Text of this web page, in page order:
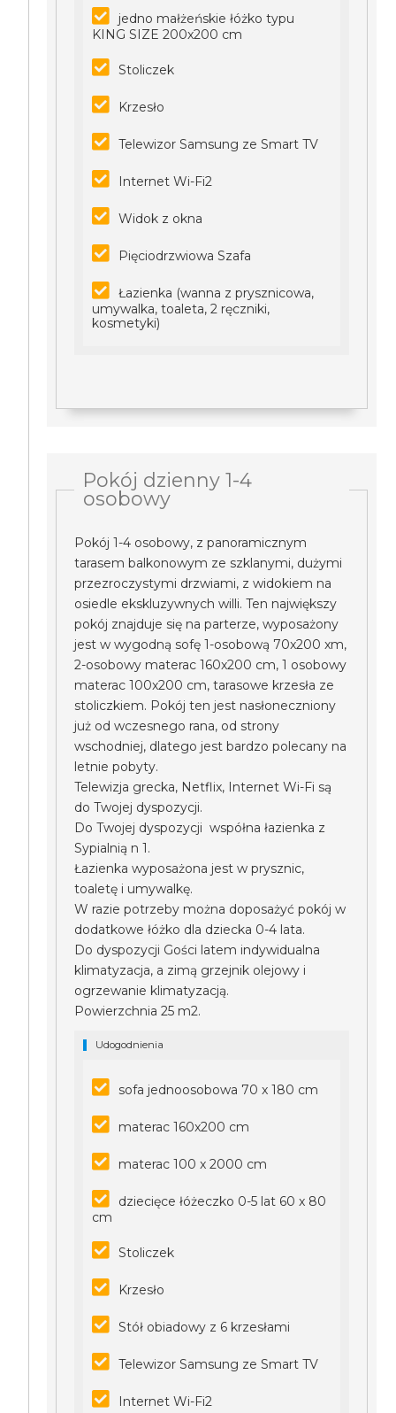
jedno małżeńskie łóżko typu
KING SIZE 200x200 cm
Stoliczek
Krzesło
Telewizor Samsung ze Smart TV
Internet Wi-Fi2
Widok z okna
Pięciodrzwiowa Szafa
Łazienka (wanna z prysznicowa,
umywalka, toaleta, 2 ręczniki,
kosmetyki)
Pokój dzienny 1-4
osobowy
Pokój 1-4 osobowy, z panoramicznym
tarasem balkonowym ze szklanymi, dużymi
przezroczystymi drzwiami, z widokiem na
osiedle ekskluzywnych willi. Ten największy
pokój znajduje się na parterze, wyposażony
jest w wygodną sofę 1-osobową 70x200 xm,
2-osobowy materac 160x200 cm, 1 osobowy
materac 100x200 cm, tarasowe krzesła ze
stoliczkiem. Pokój ten jest nasłoneczniony
już od wczesnego rana, od strony
wschodniej, dlatego jest bardzo polecany na
letnie pobyty.
Telewizja grecka, Netflix, Internet Wi-Fi są
do Twojej dyspozycji.
Do Twojej dyspozycji współna łazienka z
Sypialnią n 1.
Łazienka wyposażona jest w prysznic,
toaletę i umywalkę.
W razie potrzeby można doposażyć pokój w
dodatkowe łóżko dla dziecka 0-4 lata.
Do dyspozycji Gości latem indywidualna
klimatyzacja, a zimą grzejnik olejowy i
ogrzewanie klimatyzacją.
Powierzchnia 25 m2.
Udogodnienia
sofa jednoosobowa 70 x 180 cm
materac 160x200 cm
materac 100 x 2000 cm
dziecięce łóżeczko 0-5 lat 60 x 80
cm
Stoliczek
Krzesło
Stół obiadowy z 6 krzesłami
Telewizor Samsung ze Smart TV
Internet Wi-Fi2